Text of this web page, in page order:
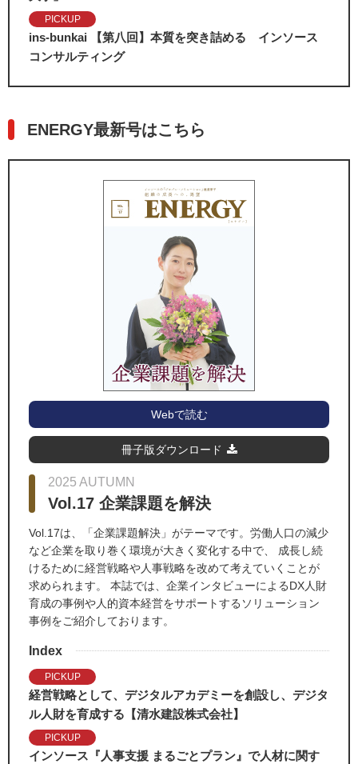
PICKUP
ins-bunkai 【第八回】本質を突き詰める インソース
コンサルティング
ENERGY最新号はこちら
Webで読む
冊子版ダウンロード
2025 AUTUMN
Vol.17 企業課題を解決
Vol.17は、「企業課題解決」がテーマです。労働人口の減少
など企業を取り巻く環境が大きく変化する中で、 成長し続
けるために経営戦略や人事戦略を改めて考えていくことが
求められます。 本誌では、企業インタビューによるDX人財
育成の事例や人的資本経営をサポートするソリューション
事例をご紹介しております。
Index
PICKUP
経営戦略として、デジタルアカデミーを創設し、デジタ
ル人財を育成する【清水建設株式会社】
PICKUP
インソース『人事支援 まるごとプラン』で人材に関す